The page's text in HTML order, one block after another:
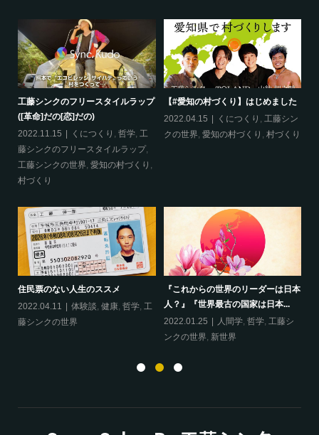
工藤シンクのフリースタイルラップ
([革命]だの[恋]だの)
2022.11.15
くにつくり , 哲学, 工
藤シンクのフリースタイルラップ,
工藤シンクの世界, 愛知の村づくり ,
村づくり
【#愛知の村づくり】はじめました
2022.04.15
くにつくり , 工藤シン
クの世界, 愛知の村づくり , 村づくり
住民票のない人生のススメ
2022.04.11
体験談 健康, 哲学, 工
藤シンクの世界
『これからの世界のリーダーは日本
人？』『世界最古の国家は日本...
2022.01.25
人間学, 哲学, 工藤シ
ンクの世界 新世界